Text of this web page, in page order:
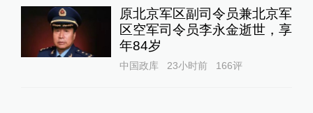
原北京军区副司令员兼北京军
区空军司令员李永金逝世，享
年84岁
中国政库 23小时前 166评